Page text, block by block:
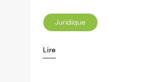
Juridique
Lire